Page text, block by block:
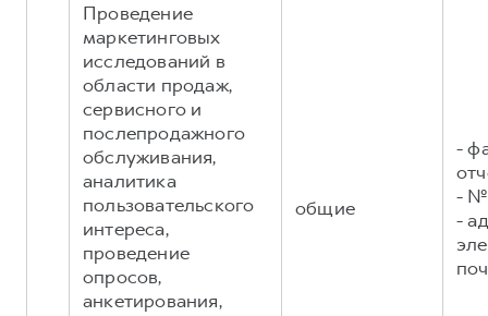
Проведение
маркетинговых
исследований в
области продаж,
сервисного и
послепродажного
обслуживания,
аналитика
пользовательского
интереса,
проведение
опросов,
анкетирования,
общие
-
- №
-